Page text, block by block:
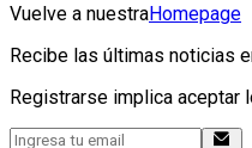
Vuelve a nuestraHomepage
Recibe las últimas noticias
Registrarse implica aceptar